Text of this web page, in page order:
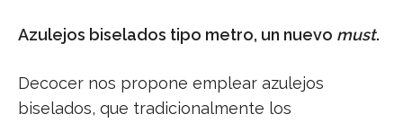
Azulejos biselados tipo metro, un nuevo must.
Decocer nos propone emplear azulejos
biselados, que tradicionalmente los